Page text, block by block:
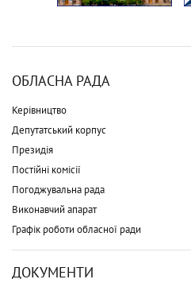
ОБЛАСНА РАДА
Керівництво
Депутатський корпус
Президія
Постійні комісії
Погоджувальна рада
Виконавчий апарат
Графік роботи обласної ради
ДОКУМЕНТИ